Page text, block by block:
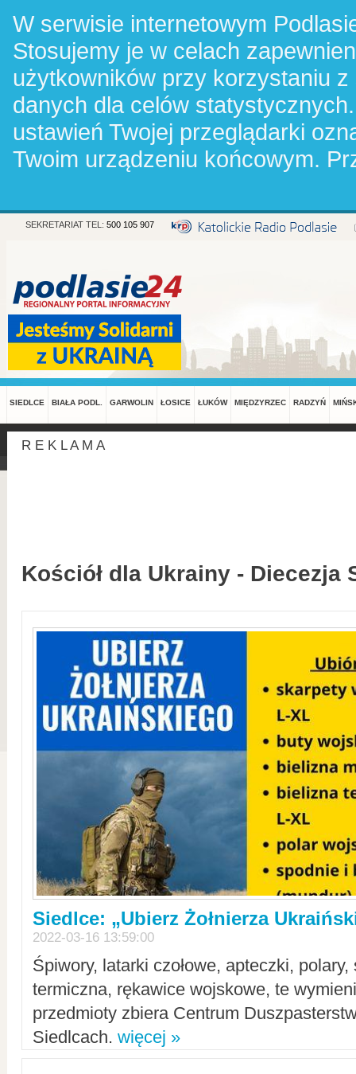
W serwisie internetowym
Stosujemy je w celach
użytkowników przy korzystaniu
danych dla celów
ustawień Twojej przeglądarki
Twoim urządzeniu końcowym.
SEKRETARIAT TEL: 500 105 907
SIEDLCE BIAŁA PODL. GARWOLIN ŁOSICE ŁUKÓW MIĘDZYRZEC RADZYŃ
R E K L A M A
Kościół dla Ukrainy - Diecezja
Siedlce: „Ubierz Żołnierza
2022-03-16 13:59:00
Śpiwory, latarki czołowe, apteczki,
termiczna, rękawice wojskowe, te
przedmioty zbiera Centrum
Siedlcach. więcej »